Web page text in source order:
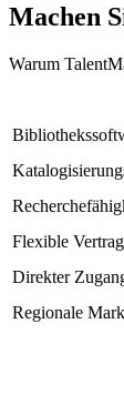
Machen
Warum
Flexible
Direkter
Regionale